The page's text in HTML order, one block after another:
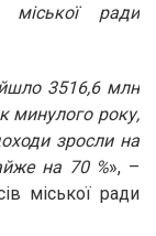
міської ради
3516,6 млн
минулого року,
зросли на
на 70 %», –
міської ради